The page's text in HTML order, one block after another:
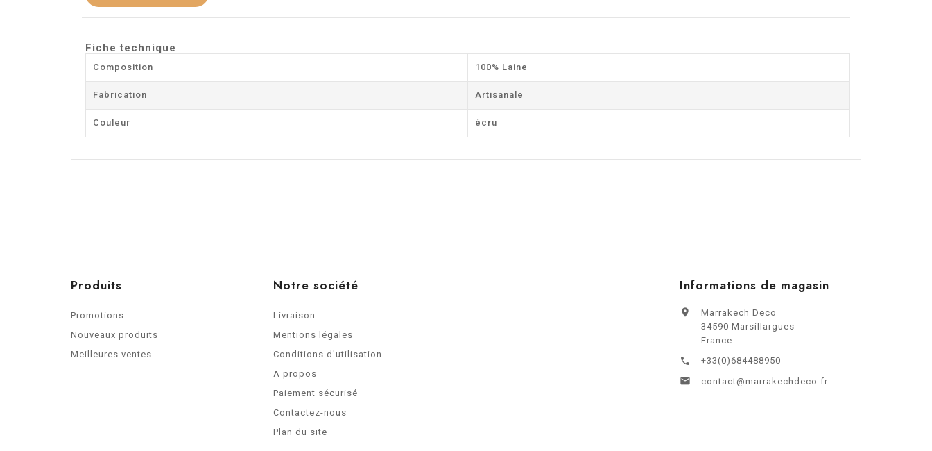
Fiche technique
Composition 100% Laine
Fabrication Artisanale
Couleur écru
Produits
Promotions
Nouveaux produits
Meilleures ventes
Notre société
Livraison
Mentions légales
Conditions d'utilisation
A propos
Paiement sécurisé
Contactez-nous
Plan du site
Informations de magasin

Marrakech Deco
34590 Marsillargues
France
 +33(0)684488950
 contact@marrakechdeco.fr